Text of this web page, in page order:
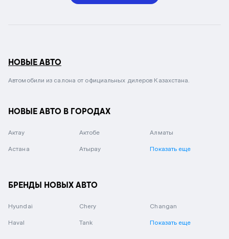
НОВЫЕ АВТО
Автомобили из салона от официальных дилеров Казахстана.
НОВЫЕ АВТО В ГОРОДАХ
Актау Актобе Алматы
Астана Атырау Показать еще
БРЕНДЫ НОВЫХ АВТО
Hyundai Chery Changan
Haval Tank Показать еще